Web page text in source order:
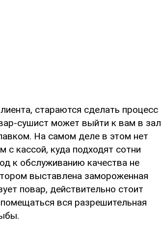
стараются сделать процесс
сушист может выйти к вам в зал
На самом деле в этом нет
с кассой, куда подходят сотни
к обслуживанию качества не
выставлена замороженная
повар, действительно стоит
вся разрешительная